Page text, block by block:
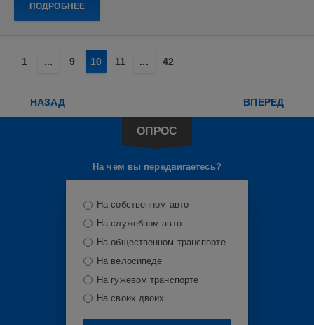
ПОДРОБНЕЕ
1 ... 9 10 11 ... 42
НАЗАД ВПЕРЕД
ОПРОС
На чем вы передвигаетесь?
На собственном авто
На служебном авто
На общественном транспорте
На велосипеде
На гужевом транспорте
На своих двоих